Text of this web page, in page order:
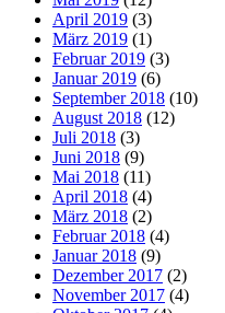
April 2019 (3)
März 2019 (1)
Februar 2019 (3)
Januar 2019 (6)
September 2018 (10)
August 2018 (12)
Juli 2018 (3)
Juni 2018 (9)
Mai 2018 (11)
April 2018 (4)
März 2018 (2)
Februar 2018 (4)
Januar 2018 (9)
Dezember 2017 (2)
November 2017 (4)